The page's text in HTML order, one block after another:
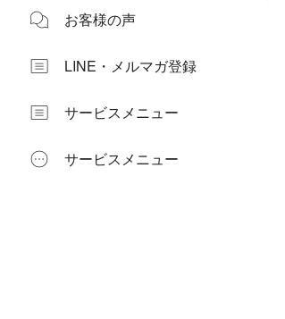
お客様の声
LINE・メルマガ登録
サービスメニュー
サービスメニュー